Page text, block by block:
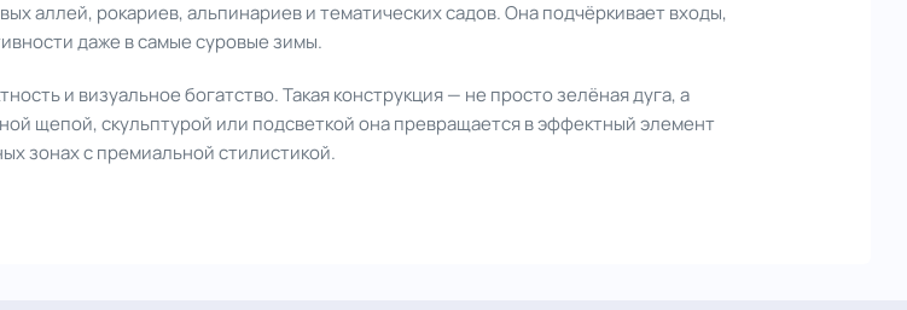
аллей, рокариев, альпинариев и тематических садов. Она подчёркивает входы,
даже в самые суровые зимы.
и визуальное богатство. Такая конструкция — не просто зелёная дуга, а
щепой, скульптурой или подсветкой она превращается в эффектный элемент
зонах с премиальной стилистикой.